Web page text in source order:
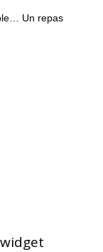
Un repas